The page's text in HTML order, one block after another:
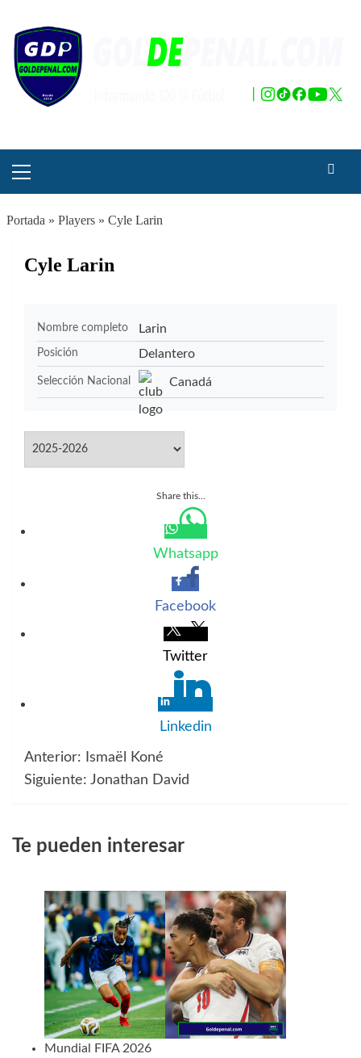
contenido
principal
Portada » Players» Cyle Larin
Cyle Larin
Nombre completo Larin
Posición Delantero
Selección Nacional Canadá
Share this...
Whatsapp
Facebook
Twitter
Linkedin
Navegación
entradas
Anterior:
Ismaël Koné
Siguiente: Jonathan David
Te pueden interesar
Mundial FIFA 2026